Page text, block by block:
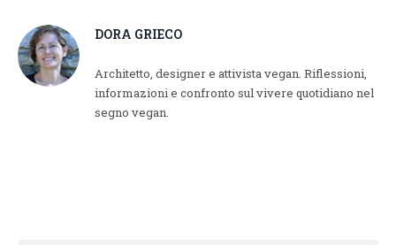
DORA GRIECO
Architetto, designer e attivista vegan. Riflessioni,
informazioni e confronto sul vivere quotidiano nel
segno vegan.